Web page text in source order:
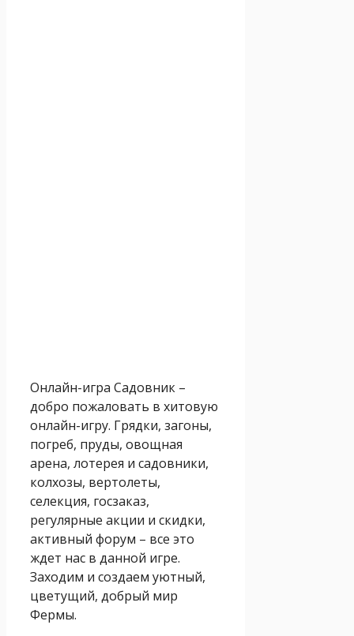
Онлайн-игра Садовник –
добро пожаловать в хитовую
онлайн-игру. Грядки, загоны,
погреб, пруды, овощная
арена, лотерея и садовники,
колхозы, вертолеты,
селекция, госзаказ,
регулярные акции и скидки,
активный форум – все это
ждет нас в данной игре.
Заходим и создаем уютный,
цветущий, добрый мир
Фермы.